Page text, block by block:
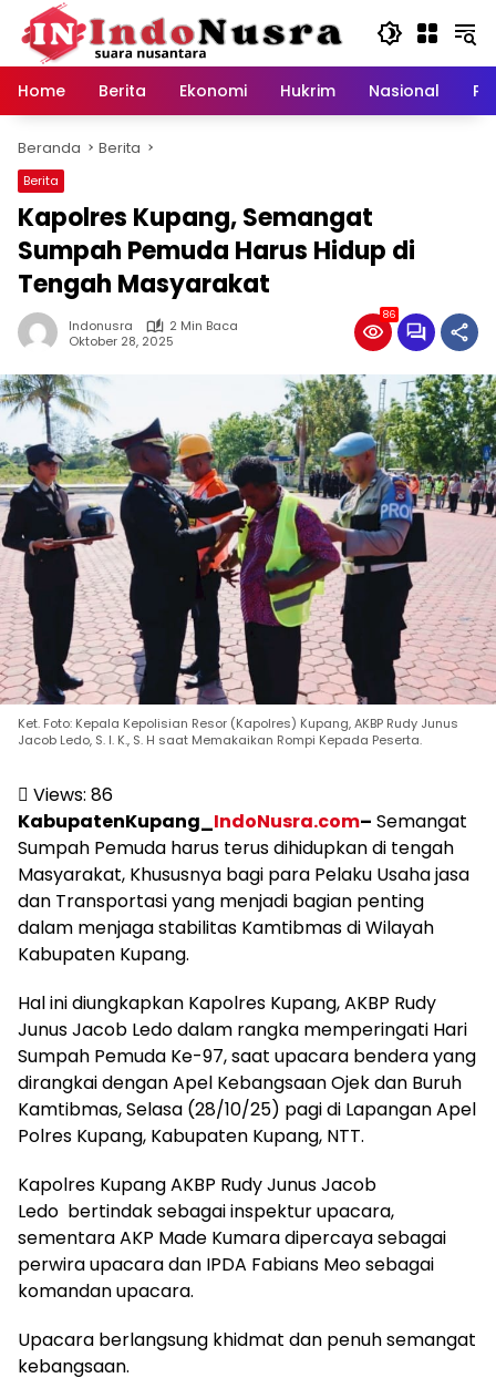
Langsung
konten
Home
Berita Ekonomi Hukrim Nasional
Beranda Berita
Berita
Kapolres Kupang, Semangat
Sumpah Pemuda Harus Hidup di
Tengah Masyarakat
Indonusra
2 Min Baca
Oktober 28, 2025
86
Ket. Foto: Kepala Kepolisian Resor (Kapolres) Kupang, AKBP Rudy Junus
Jacob Ledo, S. I. K., S. H saat Memakaikan Rompi Kepada Peserta.
Views: 86
KabupatenKupang_IndoNusra.com– Semangat
Sumpah Pemuda harus terus dihidupkan di tengah
Masyarakat, Khususnya bagi para Pelaku Usaha jasa
dan Transportasi yang menjadi bagian penting
dalam menjaga stabilitas Kamtibmas di Wilayah
Kabupaten Kupang.
Hal ini diungkapkan Kapolres Kupang, AKBP Rudy
Junus Jacob Ledo dalam rangka memperingati Hari
Sumpah Pemuda Ke-97, saat upacara bendera yang
dirangkai dengan Apel Kebangsaan Ojek dan Buruh
Kamtibmas, Selasa (28/10/25) pagi di Lapangan Apel
Polres Kupang, Kabupaten Kupang, NTT.
Kapolres Kupang AKBP Rudy Junus Jacob
Ledo bertindak sebagai inspektur upacara,
sementara AKP Made Kumara dipercaya sebagai
perwira upacara dan IPDA Fabians Meo sebagai
komandan upacara.
Upacara berlangsung khidmat dan penuh semangat
kebangsaan.